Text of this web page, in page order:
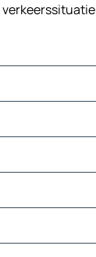
verkeerssituatie